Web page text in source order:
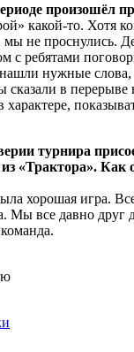
произошёл
какой-то. Хотя
не проснулись.
с ребятами
нужные слова,
сказали в перерыве
характере,
турнира
«Трактора». Как
хорошая игра.
Мы все давно друг